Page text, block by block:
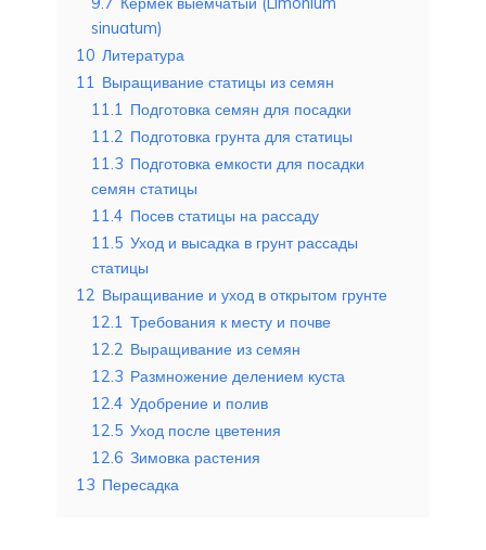
sinuatum)
10 Литература
11 Выращивание статицы из семян
11.1 Подготовка семян для посадки
11.2 Подготовка грунта для статицы
11.3 Подготовка емкости для посадки
семян статицы
11.4 Посев статицы на рассаду
11.5 Уход и высадка в грунт рассады
статицы
12 Выращивание и уход в открытом грунте
12.1 Требования к месту и почве
12.2 Выращивание из семян
12.3 Размножение делением куста
12.4 Удобрение и полив
12.5 Уход после цветения
12.6 Зимовка растения
13 Пересадка